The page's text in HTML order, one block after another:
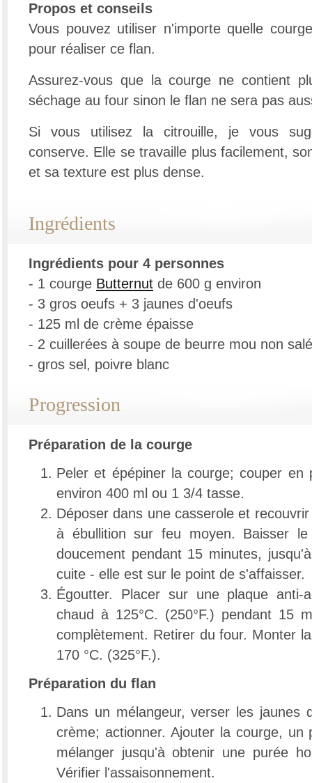
Propos et conseils
Vous pouvez utiliser n'importe quelle
pour réaliser ce flan.
Assurez-vous que la courge ne contient
séchage au four sinon le flan ne sera pas
Si vous utilisez la citrouille, je vous
conserve. Elle se travaille plus facilement,
et sa texture est plus dense.
Ingrédients
Ingrédients pour 4 personnes
- 1 courge Butternut de 600 g environ
- 3 gros oeufs + 3 jaunes d'oeufs
- 125 ml de crème épaisse
- 2 cuillerées à soupe de beurre mou non salé
- gros sel, poivre blanc
Progression
Préparation de la courge
Peler et épépiner la courge; couper en
environ 400 ml ou 1 3/4 tasse.
Déposer dans une casserole et
à ébullition sur feu moyen. Baisser
doucement pendant 15 minutes,
cuite - elle est sur le point de s'affaisser.
Égoutter. Placer sur une plaque anti-
chaud à 125°C. (250°F.) pendant 15
complètement. Retirer du four. Monter
170 °C. (325°F.).
Préparation du flan
Dans un mélangeur, verser les jaunes
crème; actionner. Ajouter la courge,
mélanger jusqu'à obtenir une purée
Vérifier l'assaisonnement.